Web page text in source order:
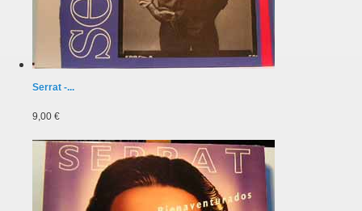
Serrat -...
9,00 €